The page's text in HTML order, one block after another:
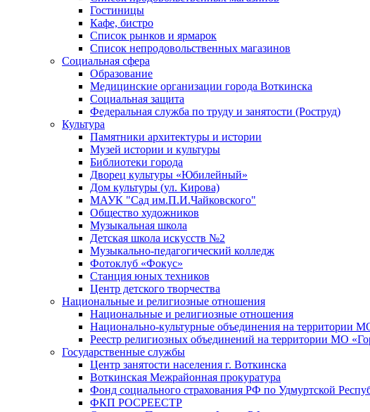
Гостиницы
Кафе, бистро
Cписок рынков и ярмарок
Список непродовольственных магазинов
Социальная сфера
Образование
Медицинские организации города Воткинска
Социальная защита
Федеральная служба по труду и занятости (Роструд)
Культура
Памятники архитектуры и истории
Музей истории и культуры
Библиотеки города
Дворец культуры «Юбилейный»
Дом культуры (ул. Кирова)
МАУК "Сад им.П.И.Чайковского"
Общество художников
Музыкальная школа
Детская школа искусств №2
Музыкально-педагогический колледж
Фотоклуб «Фокус»
Станция юных техников
Центр детского творчества
Национальные и религиозные отношения
Национальные и религиозные отношения
Национально-культурные объединения на территории
Реестр религиозных объединений на территории МО
Государственные службы
Центр занятости населения г. Воткинска
Воткинская Межрайонная прокуратура
Фонд социального страхования РФ по Удмуртской
ФКП РОСРЕЕСТР